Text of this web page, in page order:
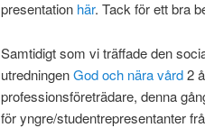
presentation här. Tack för ett bra
Samtidigt som vi träffade den
utredningenGod och nära vård2
professionsföreträdare, denna
för yngre/studentrepresentanter